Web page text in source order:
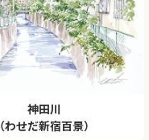
神田川
（わせだ新宿百景）